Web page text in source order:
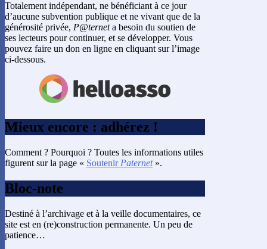
Totalement indépendant, ne bénéficiant à ce jour
d’aucune subvention publique et ne vivant que de la
générosité privée, P@terneta besoin du soutien de
ses lecteurs pour continuer, et se développer. Vous
pouvez faire un don en ligne en cliquant sur l’image
ci-dessous.
Mieux encore : adhérez !
Comment ? Pourquoi ? Toutes les informations utiles
figurent sur la page « Soutenir Paternet».
Bloc-note
Destiné à l’archivage et à la veille documentaires, ce
site est en (re)construction permanente. Un peu de
patience…